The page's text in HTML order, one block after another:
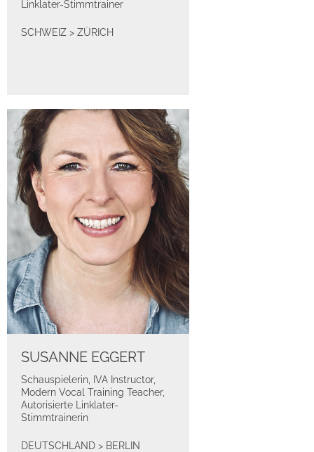
Linklater-Stimmtrainer
SCHWEIZ > ZÜRICH
SUSANNE EGGERT
Schauspielerin, IVA Instructor,
Modern Vocal Training Teacher,
Autorisierte Linklater-
Stimmtrainerin
DEUTSCHLAND > BERLIN